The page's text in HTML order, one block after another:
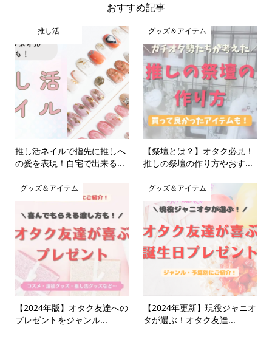
おすすめ記事
推し活
推し活ネイルで指先に推しへ
の愛を表現！自宅で出来る...
グッズ＆アイテム
【祭壇とは？】オタク必見！
推しの祭壇の作り方やおす...
グッズ＆アイテム
【2024年版】オタク友達への
プレゼントをジャンル...
グッズ＆アイテム
【2024年更新】現役ジャニオ
タが選ぶ！オタク友達...